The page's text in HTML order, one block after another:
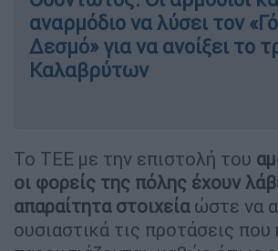
αναρμόδιο να λύσει τον
Δεσμό» για να ανοίξει το
Καλαβρύτων
Το ΤΕΕ με την επιστολή του
οι φορείς της πόλης έχουν
απαραίτητα στοιχείαώστε να
ουσιαστικά τις προτάσεις που